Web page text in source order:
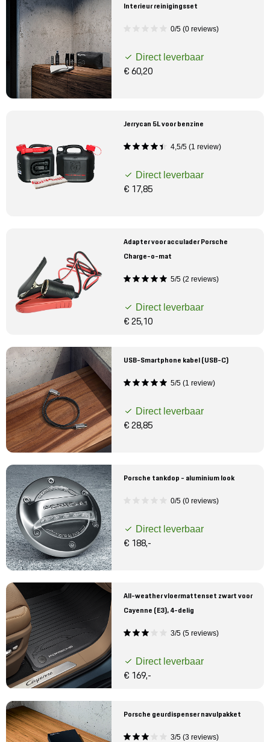
Interieur reinigingsset
0/5 (0 reviews)
Direct leverbaar
€ 60,20
Jerrycan 5L voor benzine
4,5/5 (1 review)
Direct leverbaar
€ 17,85
Adapter voor acculader Porsche
Charge-o-mat
5/5 (2 reviews)
Direct leverbaar
€ 25,10
USB-Smartphone kabel (USB-C)
5/5 (1 review)
Direct leverbaar
€ 28,85
Porsche tankdop - aluminium look
0/5 (0 reviews)
Direct leverbaar
€ 188,-
All-weather vloermattenset zwart voor
Cayenne (E3), 4-delig
3/5 (5 reviews)
Direct leverbaar
€ 169,-
Porsche geurdispenser navulpakket
3/5 (3 reviews)